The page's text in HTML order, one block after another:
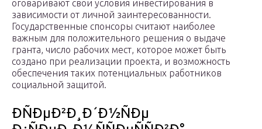
оговаривают свои условия инвестирования в
зависимости от личной заинтересованности.
Государственные спонсоры считают наиболее
важным для положительного решения о выдаче
гранта, число рабочих мест, которое может быть
создано при реализации проекта, и возможность
обеспечения таких потенциальных работников
социальной защитой.
ÐÑÐµÐ²Ð¸Ð´Ð½ÑÐµ